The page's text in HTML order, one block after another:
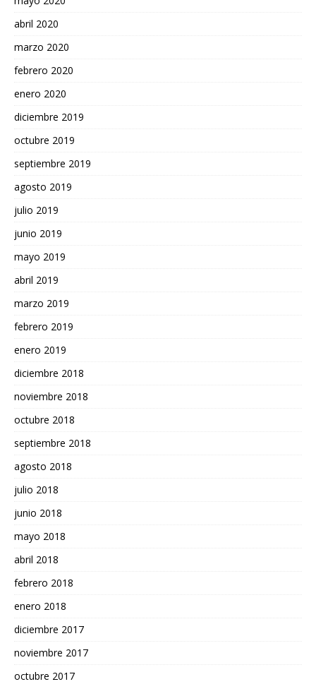
abril 2020
marzo 2020
febrero 2020
enero 2020
diciembre 2019
octubre 2019
septiembre 2019
agosto 2019
julio 2019
junio 2019
mayo 2019
abril 2019
marzo 2019
febrero 2019
enero 2019
diciembre 2018
noviembre 2018
octubre 2018
septiembre 2018
agosto 2018
julio 2018
junio 2018
mayo 2018
abril 2018
febrero 2018
enero 2018
diciembre 2017
noviembre 2017
octubre 2017